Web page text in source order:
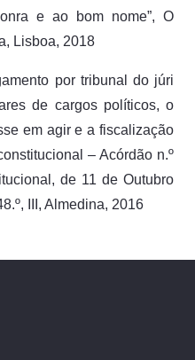
e ao bom nome”, O
Lisboa, 2018
por tribunal do júri
de cargos políticos, o
em agir e a fiscalização
– Acórdão n.º
de 11 de Outubro
III, Almedina, 2016